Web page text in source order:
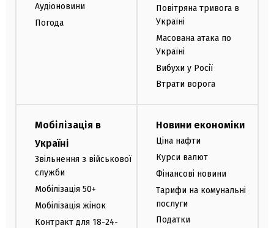
Аудіоновини
Погода
Повітряна тривога в
Україні
Масована атака по
Україні
Вибухи у Росії
Втрати ворога
Мобілізація в
Україні
Звільнення з військової
служби
Мобілізація 50+
Мобілізація жінок
Контракт для 18-24-
Новини економіки
Ціна нафти
Курси валют
Фінансові новини
Тарифи на комунальні
послуги
Податки